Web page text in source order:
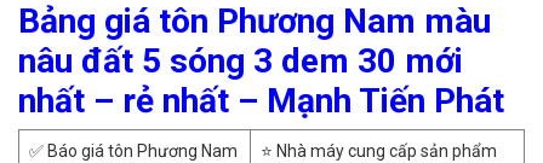
Bảng giá tôn Phương Nam màu
nâu đất 5 sóng 3 dem 30 mới
nhất – rẻ nhất – Mạnh Tiến Phát
✅ Báo giá tôn Phương Nam
⭐ Nhà máy cung cấp sản phẩm